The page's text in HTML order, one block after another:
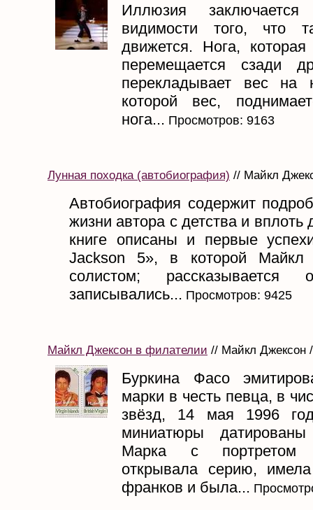
Иллюзия
видимости того, что
движется. Нога, которая
перемещается сзади
перекладывает вес на
которой вес,
нога... Просмотров: 9163
Лунная походка (автобиография) // Майкл
Автобиография содержит
жизни автора с детства и вплоть
книге описаны и первые
Jackson 5», в которой
солистом;
записывались... Просмотров: 9425
Майкл Джексон в филателии // Майкл Джексон
Буркина Фасо
марки в честь певца, в
звёзд, 14 мая 1996
миниатюры
Марка с
открывала серию,
франков и была...